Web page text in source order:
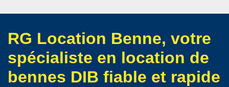
RG Location Benne, votre
spécialiste en location de
bennes DIB fiable et rapide